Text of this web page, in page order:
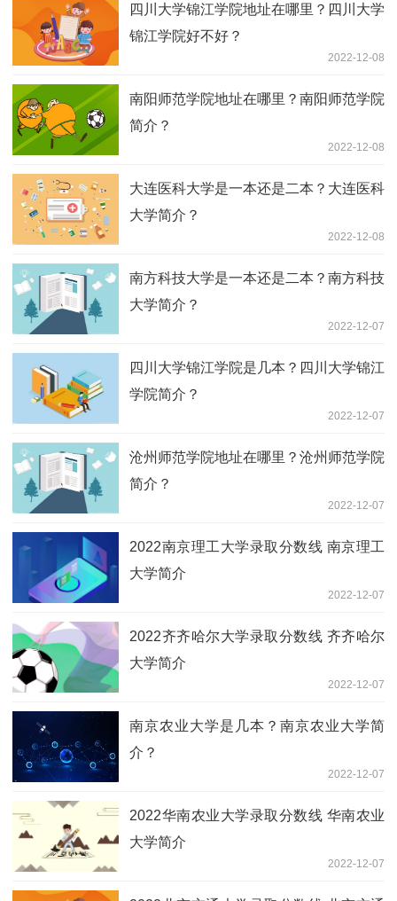
四川大学锦江学院地址在哪里？四川大学
锦江学院好不好？
2022-12-08
南阳师范学院地址在哪里？南阳师范学院
简介？
2022-12-08
大连医科大学是一本还是二本？大连医科
大学简介？
2022-12-08
南方科技大学是一本还是二本？南方科技
大学简介？
2022-12-07
四川大学锦江学院是几本？四川大学锦江
学院简介？
2022-12-07
沧州师范学院地址在哪里？沧州师范学院
简介？
2022-12-07
2022南京理工大学录取分数线 南京理工
大学简介
2022-12-07
2022齐齐哈尔大学录取分数线 齐齐哈尔
大学简介
2022-12-07
南京农业大学是几本？南京农业大学简
介？
2022-12-07
2022华南农业大学录取分数线 华南农业
大学简介
2022-12-07